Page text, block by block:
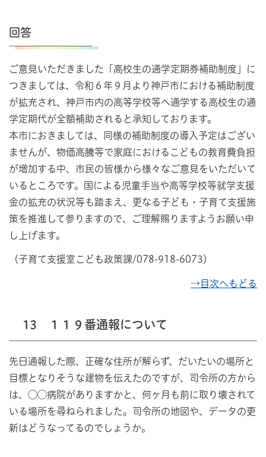
回答
ご意見いただきました「高校生の通学定期券補助制度」に
つきましては、令和６年９月より神戸市における補助制度
が拡充され、神戸市内の高等学校等へ通学する高校生の通
学定期代が全額補助されると承知しております。
本市におきましては、同様の補助制度の導入予定はござい
ませんが、物価高騰等で家庭におけるこどもの教育費負担
が増加する中、市民の皆様から様々なご意見をいただいて
いるところです。国による児童手当や高等学校等就学支援
金の拡充の状況等も踏まえ、更なる子ども・子育て支援施
策を推進して参りますので、ご理解賜りますようお願い申
し上げます。
（子育て支援室こども政策課/078-918-6073）
→目次へもどる
13 １１９番通報について
先日通報した際、正確な住所が解らず、だいたいの場所と
目標となりそうな建物を伝えたのですが、司令所の方から
は、◯◯病院がありますかと、何ヶ月も前に取り壊されて
いる場所を尋ねられました。司令所の地図や、データの更
新はどうなってるのでしょうか。